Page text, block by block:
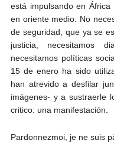
está impulsando en
en oriente medio. No
de seguridad, que ya se
justicia, necesitamos
necesitamos políticas
15 de enero ha sido
han atrevido a desfilar
imágenes- y a sustraerle
critico: una manifestación.
Pardonnezmoi, je ne suis